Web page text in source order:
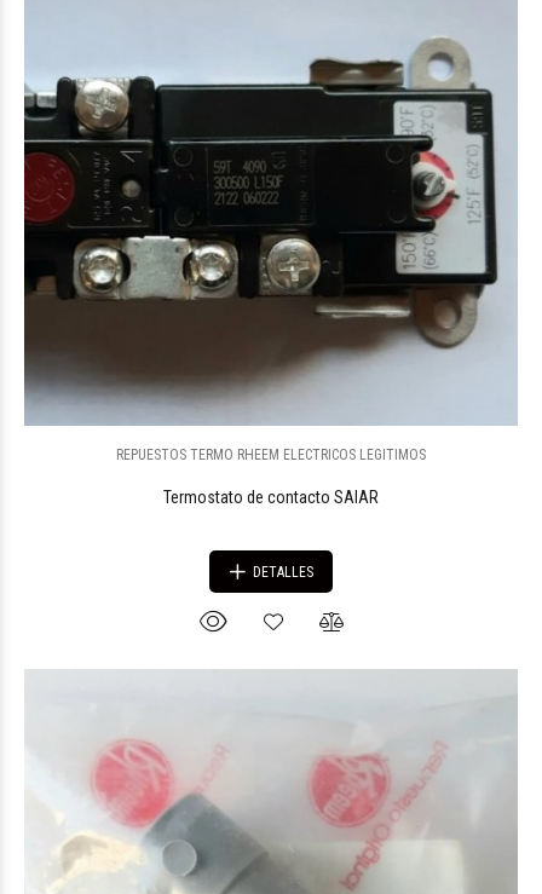
REPUESTOS TERMO RHEEM ELECTRICOS LEGITIMOS
Termostato de contacto SAIAR
DETALLES